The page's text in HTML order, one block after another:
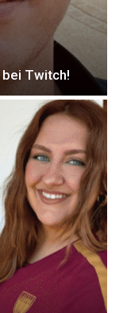
bei Twitch!